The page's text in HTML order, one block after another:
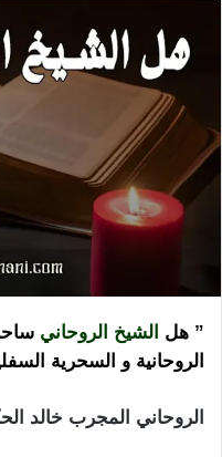
” هل الشيخ الروحاني
الروحانية و السحرية
الروحاني المجرب خالد